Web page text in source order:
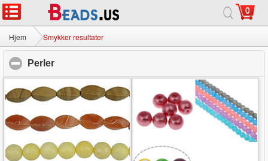
0
Hjem Smykker resultater
Perler
Hjem| Om|
© 2026 Mælkevejen smykker Ltd Alle rettigheder forbeholdes.